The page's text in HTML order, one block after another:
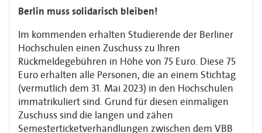
Berlin muss solidarisch bleiben!
Im kommenden erhalten Studierende der Berliner
Hochschulen einen Zuschuss zu Ihren
Rückmeldegebühren in Höhe von 75 Euro. Diese 75
Euro erhalten alle Personen, die an einem Stichtag
(vermutlich dem 31. Mai 2023) in den Hochschulen
immatrikuliert sind. Grund für diesen einmaligen
Zuschuss sind die langen und zähen
Semesterticketverhandlungen zwischen dem VBB